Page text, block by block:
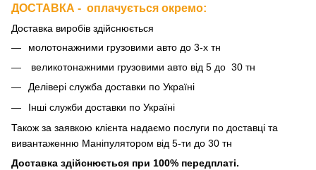
ДОСТАВКА - оплачується окремо:
Доставка виробів здійснюється
молотонажними грузовими авто до 3-х тн
великотонажними грузовими авто від 5 до 30 тн
Делівері служба доставки по Україні
Інші служби доставки по Україні
Також за заявкою клієнта надаємо послуги по доставці та
вивантаженню Маніпулятором від 5-ти до 30 тн
Доставка здійснюється при 100% передплаті.